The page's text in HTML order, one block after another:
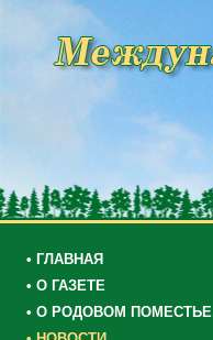
• ГЛАВНАЯ
• О ГАЗЕТЕ
• О РОДОВОМ ПОМЕСТЬЕ